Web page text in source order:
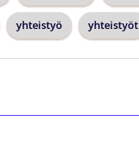
yhteistyö yhteistyöt